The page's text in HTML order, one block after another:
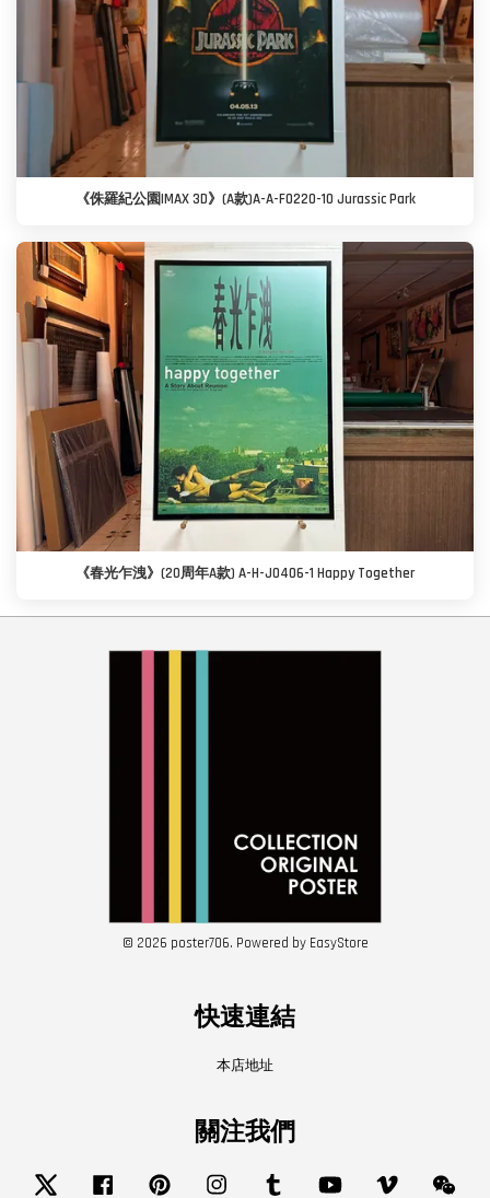
《侏羅紀公園IMAX 3D》(A款)A-A-F0220-10 Jurassic Park
《春光乍洩》(20周年A款) A-H-J0406-1 Happy Together
© 2026 poster706. Powered by EasyStore
快速連結
本店地址
關注我們
Twitter Facebook Pinterest Instagram Tumblr YouTube Vimeo